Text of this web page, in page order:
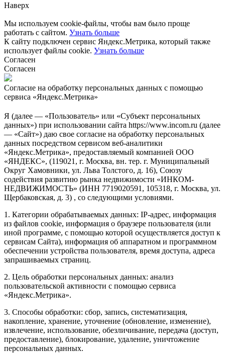
Наверх
Мы используем cookie-файлы, чтобы вам было проще
работать с сайтом. Узнать больше
К сайту подключен сервис Яндекс.Метрика, который также
использует файлы cookie. Узнать больше
Согласен
Согласен
Согласие на обработку персональных данных с помощью
сервиса «Яндекс.Метрика»
Я (далее — «Пользователь» или «Субъект персональных
данных») при использовании сайта https://www.incom.ru (далее
— «Сайт») даю свое согласие на обработку персональных
данных посредством сервисом веб-аналитики
«Яндекс.Метрика», предоставляемый компанией ООО
«ЯНДЕКС», (119021, г. Москва, вн. тер. г. Муниципальный
Округ Хамовники, ул. Льва Толстого, д. 16), Союзу
содействия развитию рынка недвижимости «ИНКОМ-
НЕДВИЖИМОСТЬ» (ИНН 7719020591, 105318, г. Москва, ул.
Щербаковская, д. 3) , со следующими условиями.
1. Категории обрабатываемых данных: IP-адрес, информация
из файлов cookie, информация о браузере пользователя (или
иной программе, с помощью которой осуществляется доступ к
сервисам Сайта), информация об аппаратном и программном
обеспечении устройства пользователя, время доступа, адреса
запрашиваемых страниц.
2. Цель обработки персональных данных: анализ
пользовательской активности с помощью сервиса
«Яндекс.Метрика».
3. Способы обработки: сбор, запись, систематизация,
накопление, хранение, уточнение (обновление, изменение),
извлечение, использование, обезличивание, передача (доступ,
предоставление), блокирование, удаление, уничтожение
персональных данных.